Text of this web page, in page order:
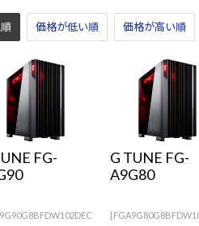
| Copilot+ PC
学習向けパソコン
AIおすすめパソコン
Windows 11
価格が低い順 価格が高い順
FG-
G TUNE FG-
A9G80